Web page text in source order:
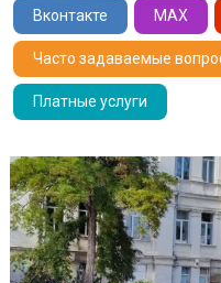
Вконтакте MAX
Часто задаваемые
Платные услуги